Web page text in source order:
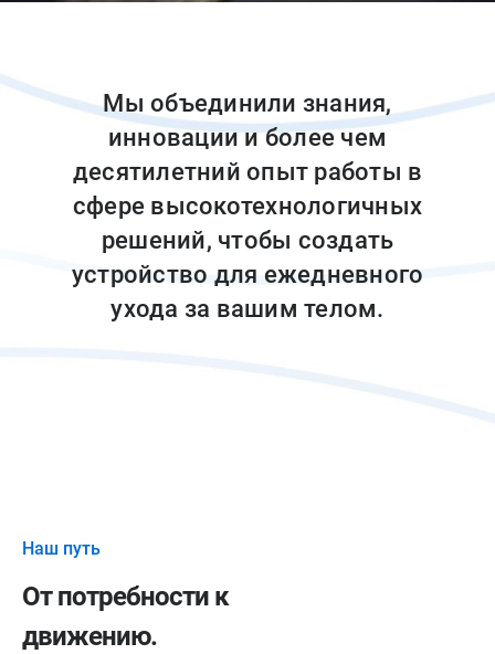
Мы объединили знания,
инновации и более чем
десятилетний опыт работы в
сфере высокотехнологичных
решений, чтобы создать
устройство для ежедневного
ухода за вашим телом.
Наш путь
От потребности к
движению.